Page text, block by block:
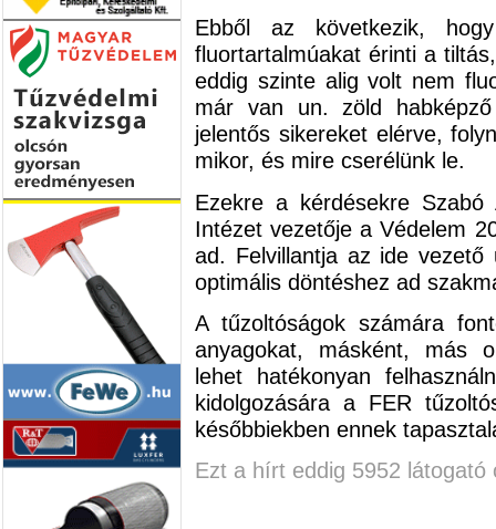
Ebből az következik,
fluortartalmúakat érinti a
eddig szinte alig volt nem
már van un. zöld
jelentős sikereket elérve,
mikor, és mire cserélünk le.
Ezekre a kérdésekre
Intézet vezetője a Védelem
ad. Felvillantja az ide
optimális döntéshez ad
A tűzoltóságok számára
anyagokat, másként, más
lehet hatékonyan
kidolgozására a FER
későbbiekben ennek
Ezt a hírt eddig 5952 látogató